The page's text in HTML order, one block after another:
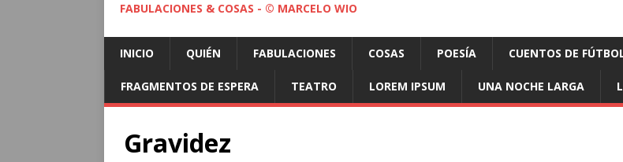
FABULACIONES & COSAS - © MARCELO WIO
INICIO QUIÉN FABULACIONES COSAS POESÍA CUENTOS DE
FRAGMENTOS DE ESPERA TEATRO LOREM IPSUM UNA NOCHE LARGA
Gravidez